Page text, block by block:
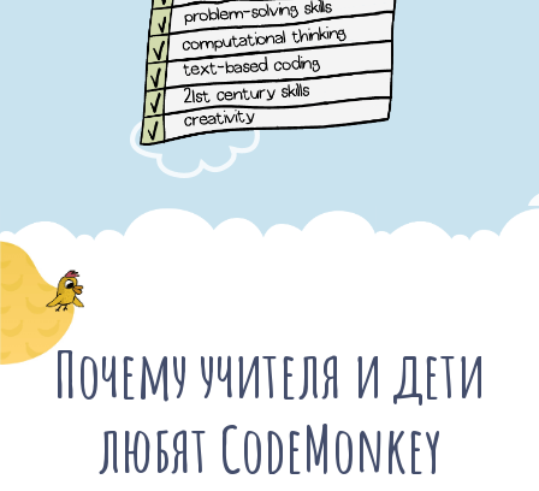
Почему учителя и дети
любят CodeMonkey